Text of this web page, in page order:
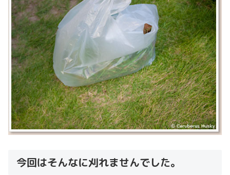
今回はそんなに刈れませんでした。